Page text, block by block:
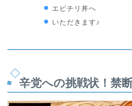
エビチリ丼へ
いただきます♪
辛党への挑戦状！禁